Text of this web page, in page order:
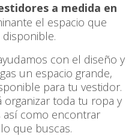
a medida en
el espacio que
con el diseño y
un espacio grande,
para tu vestidor.
toda tu ropa y
como encontrar
que buscas.